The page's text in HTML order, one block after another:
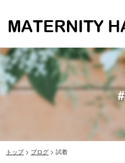
トップ> ブログ > 試着